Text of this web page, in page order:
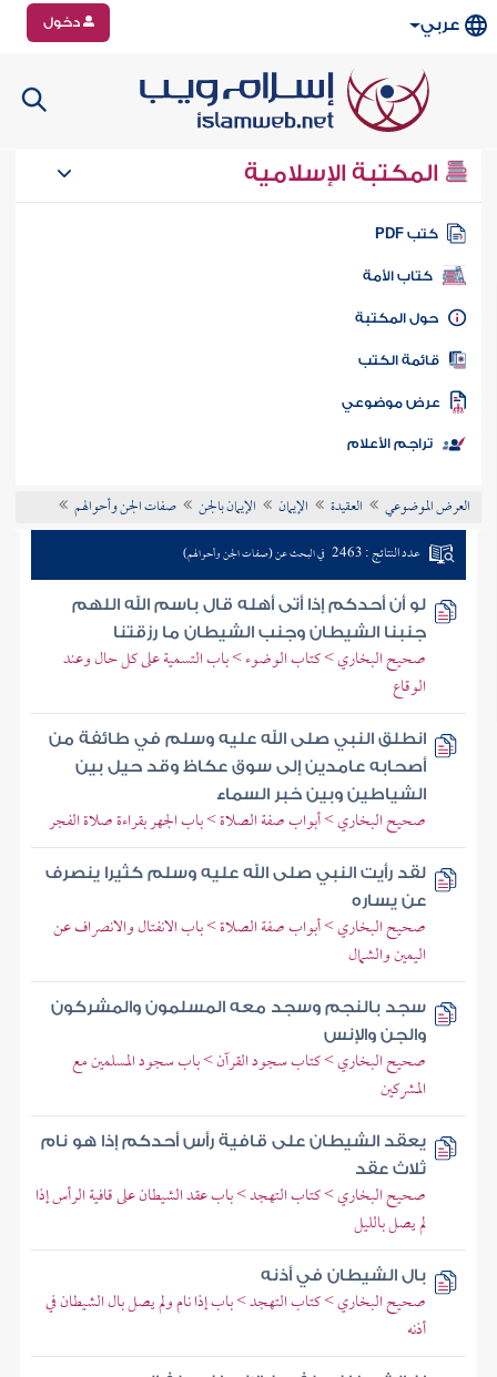
عربي دخول
المكتبة الإسلامية
كتب PDF
كتاب الأمة
المكتبة
الكتب
موضوعي
تراجم الأعلام
العرض الموضوعي العقيدة الإيمان الإيمان بالجن صفات الجن وأحوالهم
عدد النتائج : 2463 في البحث عن (صفات الجن وأحوالهم)
لو أن أحدكم إذا أتى أهله قال باسم الله اللهم
جنبنا الشيطان وجنب الشيطان ما رزقتنا
صحيح البخاري > كتاب الوضوء > باب التسمية على كل حال وعند
الوقاع
انطلق النبي صلى الله عليه وسلم في طائفة من
أصحابه عامدين إلى سوق عكاظ وقد حيل بين
الشياطين وبين خبر السماء
صحيح البخاري > أبواب صفة الصلاة > باب الجهر بقراءة صلاة الفجر
لقد رأيت النبي صلى الله عليه وسلم كثيرا ينصرف
عن يساره
صحيح البخاري > أبواب صفة الصلاة > باب الانفتال والانصراف عن
اليمين والشمال
سجد بالنجم وسجد معه المسلمون والمشركون
والجن والإنس
صحيح البخاري > كتاب سجود القرآن > باب سجود المسلمين مع
المشركين
يعقد الشيطان على قافية رأس أحدكم إذا هو نام
ثلاث عقد
صحيح البخاري > كتاب التهجد > باب عقد الشيطان على قافية الرأس إذا
لم يصل بالليل
بال الشيطان في أذنه
صحيح البخاري > كتاب التهجد > باب إذا نام ولم يصل بال الشيطان في
أذنه